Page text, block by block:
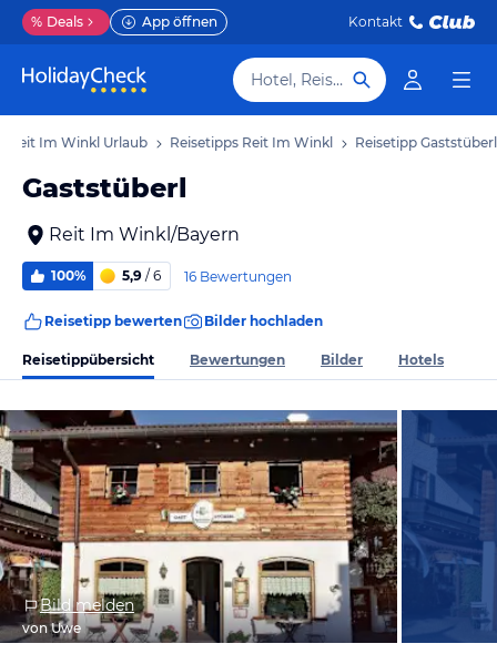
% Deals App öffnen Kontakt
Hotel, Reiseziel
Reit Im Winkl Urlaub Reisetipps Reit Im Winkl Reisetipp Gaststüberl
Gaststüberl
Reit Im Winkl/Bayern
100% 5,9 / 6 16 Bewertungen
Reisetipp bewerten Bilder hochladen
Reisetippübersicht Bewertungen Bilder Hotels
Bild melden
von Uwe